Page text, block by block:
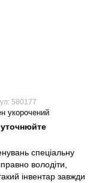
580177
укорочений
уточнюйте
спеціальну
володіти,
інвентар завжди